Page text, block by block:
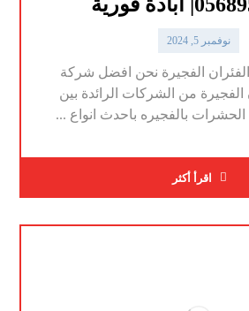
نوفمبر 5, 2024
الفجيرة نحن افضل شركة
الفجيرة من الشركات الرائدة بين
بالفجيره باحدث انواع ...
اقرأ أكثر